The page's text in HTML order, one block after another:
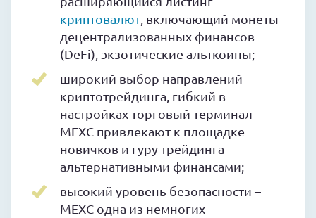
криптовалют, включающий монеты
децентрализованных финансов
(DeFi), экзотические альткоины;
широкий выбор направлений
криптотрейдинга, гибкий в
настройках торговый терминал
MEXC привлекают к площадке
новичков и гуру трейдинга
альтернативными финансами;
высокий уровень безопасности –
MEXC одна из немногих